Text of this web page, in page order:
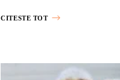
CITESTE TOT